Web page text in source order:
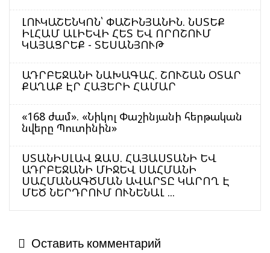
ԼՈՒԿԱՇԵՆԿՈՆ՝ ՓԱՇԻՆՅԱՆԻՆ. ՆՍՏԵՔ
ԻԼՀԱՄ ԱԼԻԵՎԻ ՀԵՏ ԵՎ ՈՐՈՇՈՒՄ
ԿԱՅԱՑՐԵՔ - ՏԵՍԱՆՅՈՒԹ
ԱԴՐԲԵՋԱՆԻ ՆԱԽԱԳԱՀ. ՇՈՒՇԱՆ ՕՏԱՐ
ՔԱՂԱՔ ԷՐ ՀԱՅԵՐԻ ՀԱՄԱՐ
«168 ժամ». «Նիկոլ Փաշինյանի հերթական
նվերը Պուտինին»
ՍՏԱՆԻՍԼԱՎ ԶԱՍ. ՀԱՅԱՍՏԱՆԻ ԵՎ
ԱԴՐԲԵՋԱՆԻ ՄԻՋԵՎ ՍԱՀՄԱՆԻ
ՍԱՀՄԱՆԱԳԾՄԱՆ ԱՎԱՐՏԸ ԿԱՐՈՂ Է
ՄԵԾ ՆԵՐԴՐՈՒՄ ՈՒՆԵՆԱԼ ...
Оставить комментарий